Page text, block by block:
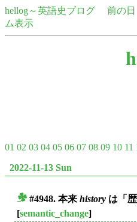
hellog～英語史ブログ 前の日
ム表示
01 02 03 04 05 06 07 08 09 10 11
2022-11-13 Sun
#4948. 本来 history は「
[semantic_change]